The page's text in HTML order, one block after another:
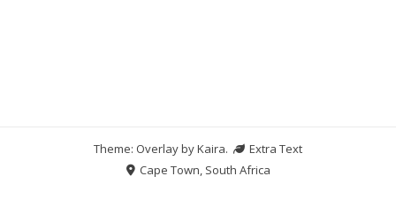
Theme: Overlay byKaira.
Extra Text
Cape Town, South Africa